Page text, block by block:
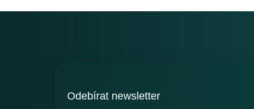
Odebírat newsletter